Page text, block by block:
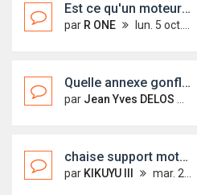
Est ce qu'un moteur de 2.5 CV suffirait?
par R ONE lun. 5 oct. 2009 11:43
Quelle annexe gonflable choisir ?
par Jean Yves DELOS
chaise support moteur HB
par KIKUYU III mar. 22 avr. 2014 14:43